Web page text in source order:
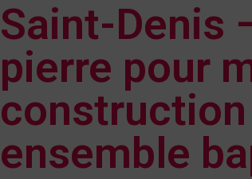
Saint-Denis
pierre pour
construction
ensemble